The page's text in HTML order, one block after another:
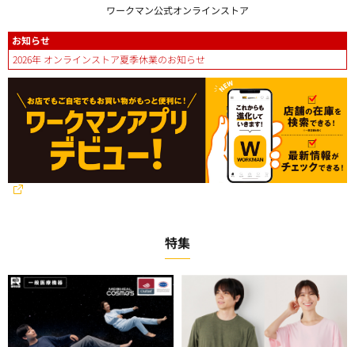
ワークマン公式オンラインストア
お知らせ
2026年 オンラインストア夏季休業のお知らせ
特集